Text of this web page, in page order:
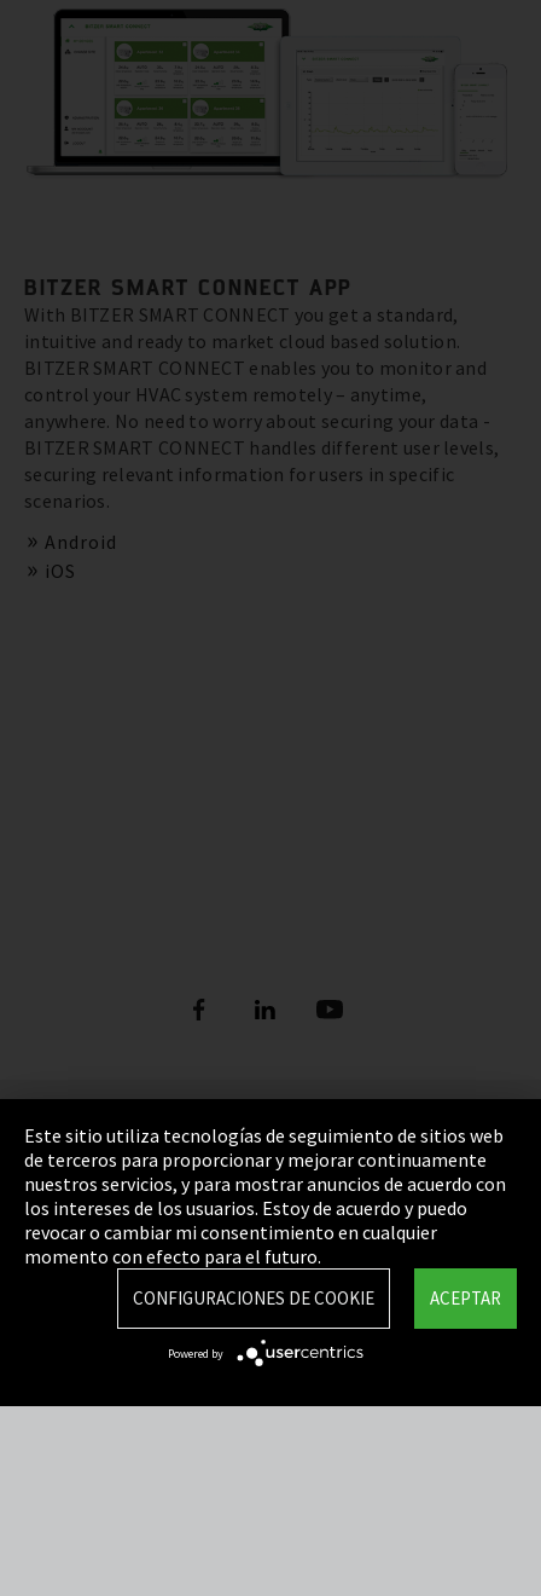
BITZER SMART CONNECT APP
With BITZER SMART CONNECT you get a standard,
intuitive and ready to market cloud based solution.
BITZER SMART CONNECT enables you to monitor and
control your HVAC system remotely – anytime,
anywhere. No need to worry about securing your data -
BITZER SMART CONNECT handles different user levels,
securing relevant information for users in specific
scenarios.
Android
iOS
Pie de imprenta
Política de privacidad
Cookie Settings
Términos y Condiciones
Mapa del sitio
Integrity Line
Este sitio utiliza tecnologías de seguimiento de sitios web
de terceros para proporcionar y mejorar continuamente
nuestros servicios, y para mostrar anuncios de acuerdo con
los intereses de los usuarios. Estoy de acuerdo y puedo
revocar o cambiar mi consentimiento en cualquier
momento con efecto para el futuro.
ACEPTAR
CONFIGURACIONES DE COOKIE
Powered by